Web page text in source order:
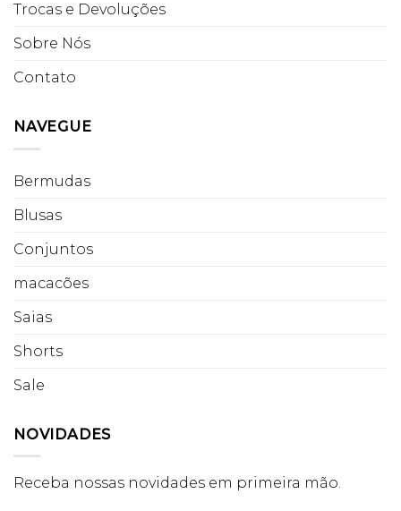
Trocas e Devoluções
Sobre Nós
Contato
NAVEGUE
Bermudas
Blusas
Conjuntos
macacões
Saias
Shorts
Sale
NOVIDADES
Receba nossas novidades em primeira mão.